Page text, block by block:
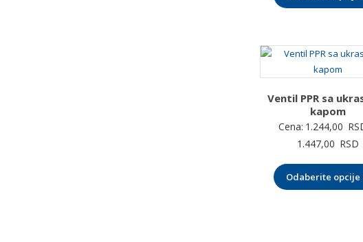
Ventil PPR sa
kapom
Cena: 1.244,00
1.447,00 RSD
Odaberite opcije